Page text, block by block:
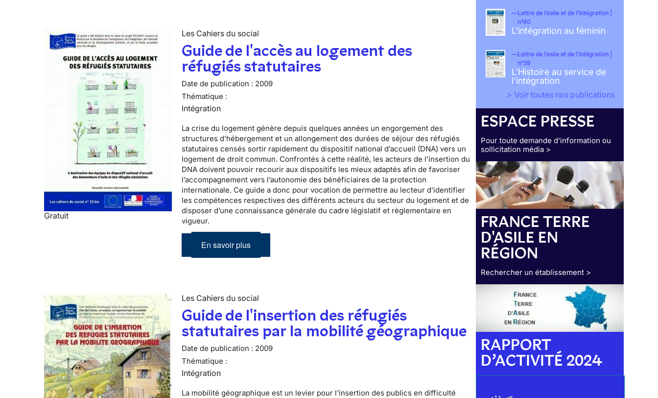
Gratuit
Les Cahiers du social
Guide de l'accès au logement des
réfugiés statutaires
Date de publication : 2009
Thématique :
Intégration
Lacrise du logement génère depuis quelques années un engorgement des
structures d’hébergement et un allongement des durées de séjour des réfugiés
statutaires censés sortir rapidement dudispositif national d’accueil (DNA) vers un
logement de droit commun. Confrontés à cette réalité, les acteurs de l’insertion du
DNA doivent pouvoir recourir aux dispositifs les mieux adaptés afin de favoriser
l’accompagnement vers l’autonomie des bénéficiaires de la protection
internationale. Ce guide a donc pour vocation de permettre au lecteur d’identifier
les compétences respectives des différents acteurs du secteur du logement et de
disposer d’une connaissance générale du cadre législatif et règlementaire en
vigueur.
En savoir plus
Les Cahiers du social
Guide de l'insertion des réfugiés
statutaires par la mobilité géographique
Date de publication : 2009
Thématique :
Intégration
La mobilité géographique est un levier pour l'insertion des publics en difficulté
Lettre de l’asile et de l’intégration |
n°40
L'intégration au féminin
Lettre de l’asile et de l’intégration |
n°39
L'Histoire au service de
l'intégration
> Voir toutes nos publications
ESPACE PRESSE
Pour toute demande d’information ou
sollicitation média >
FRANCE TERRE
D'ASILE EN
RÉGION
Rechercher un établissement >
RAPPORT
D’ACTIVITÉ 2024